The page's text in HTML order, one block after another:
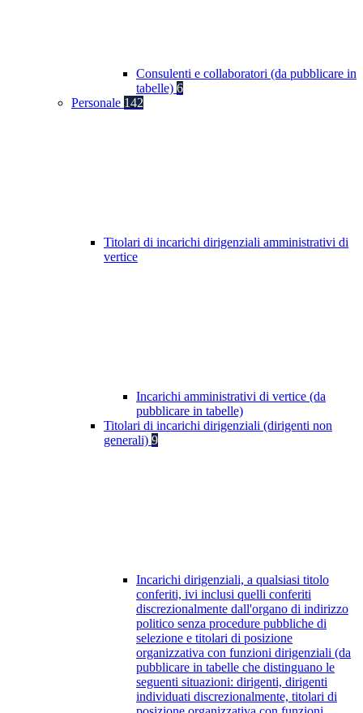
Consulenti e collaboratori (da pubblicare in
tabelle) 6
Personale 142
Titolari di incarichi dirigenziali amministrativi di
vertice
Incarichi amministrativi di vertice (da
pubblicare in tabelle)
Titolari di incarichi dirigenziali (dirigenti non
generali) 9
Incarichi dirigenziali, a qualsiasi titolo
conferiti, ivi inclusi quelli conferiti
discrezionalmente dall'organo di indirizzo
politico senza procedure pubbliche di
selezione e titolari di posizione
organizzativa con funzioni dirigenziali (da
pubblicare in tabelle che distinguano le
seguenti situazioni: dirigenti, dirigenti
individuati discrezionalmente, titolari di